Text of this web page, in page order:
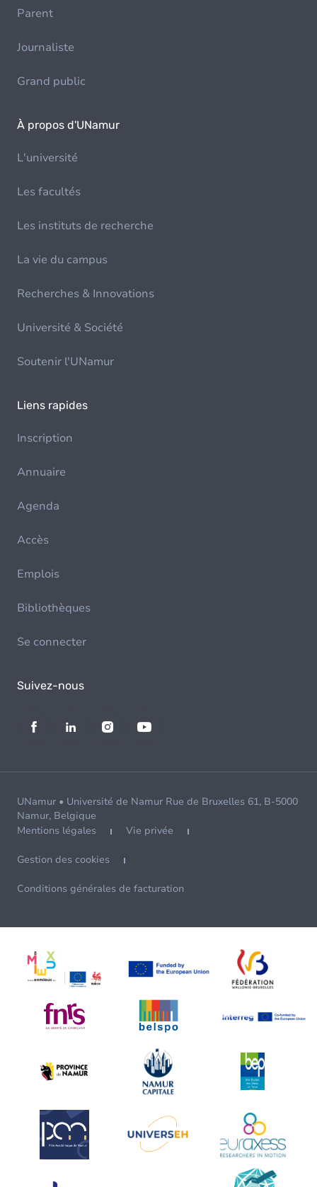
Parent
Journaliste
Grand public
À propos d'UNamur
L'université
Les facultés
Les instituts de recherche
La vie du campus
Recherches & Innovations
Université & Société
Soutenir l'UNamur
Liens rapides
Inscription
Annuaire
Agenda
Accès
Emplois
Bibliothèques
Se connecter
Suivez-nous
UNamur • Université de Namur Rue de Bruxelles 61, B-5000
Namur, Belgique
Mentions légales
Vie privée
Gestion des cookies
Conditions générales de facturation